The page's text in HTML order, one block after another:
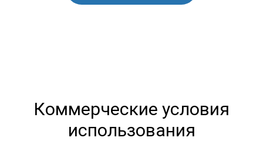
Коммерческие условия
использования